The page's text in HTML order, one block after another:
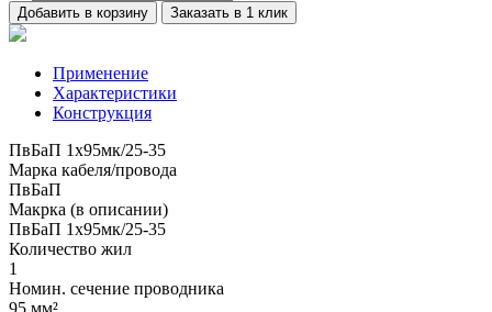
Добавить в корзину Заказать в 1 клик
Применение
Характеристики
Конструкция
ПвБаП 1х95мк/25-35
Марка кабеля/провода
ПвБаП
Макрка (в описании)
ПвБаП 1х95мк/25-35
Количество жил
1
Номин. сечение проводника
95 мм²